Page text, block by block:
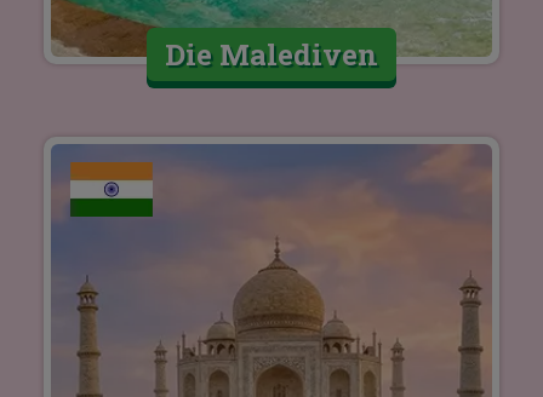
Die Malediven